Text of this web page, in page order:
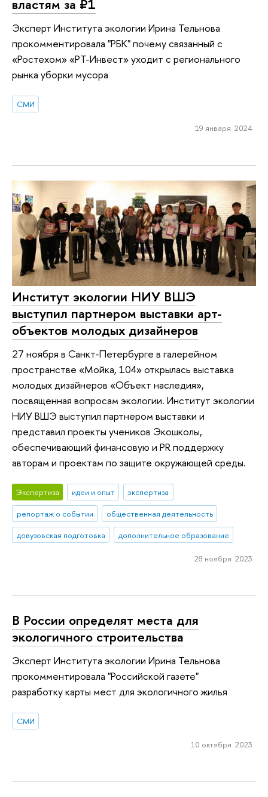
властям за ₽1
Эксперт Института экологии Ирина Тельнова
прокомментировала "РБК" почему связанный с
«Ростехом» «РТ-Инвест» уходит с регионального
рынка уборки мусора
СМИ
19 января 2024
Институт экологии НИУ ВШЭ
выступил партнером выставки арт-
объектов молодых дизайнеров
27 ноября в Санкт-Петербурге в галерейном
пространстве «Мойка, 104» открылась выставка
молодых дизайнеров «Объект наследия»,
посвященная вопросам экологии. Институт экологии
НИУ ВШЭ выступил партнером выставки и
представил проекты учеников Экошколы,
обеспечивающий финансовую и PR поддержку
авторам и проектам по защите окружающей среды.
Экспертиза идеи и опыт
экспертиза
репортаж о событии
общественная деятельность
довузовская подготовка
дополнительное образование
28 ноября 2023
В России определят места для
экологичного строительства
Эксперт Института экологии Ирина Тельнова
прокомментировала "Российской газете"
разработку карты мест для экологичного жилья
СМИ
10 октября 2023